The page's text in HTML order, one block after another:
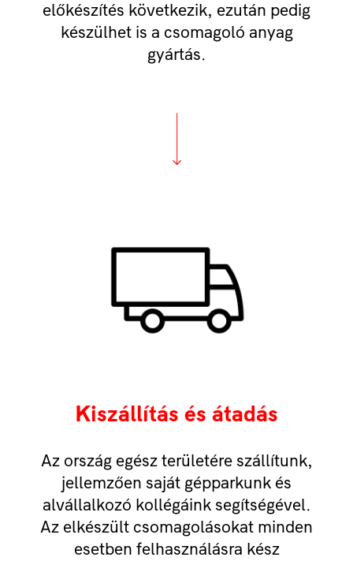
előkészítés következik, ezután pedig
készülhet is a csomagoló anyag
gyártás.
Kiszállítás és átadás
Az ország egész területére szállítunk,
jellemzően saját gépparkunk és
alvállalkozó kollégáink segítségével.
Az elkészült csomagolásokat minden
esetben felhasználásra kész